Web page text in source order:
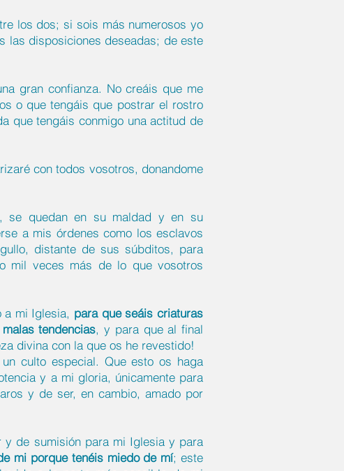
los dos; si sois más numerosos yo
las disposiciones deseadas; de este
gran confianza. No creáis que me
o que tengáis que postrar el rostro
que tengáis conmigo una actitud de
con todos vosotros, donandome
se quedan en su maldad y en su
a mis órdenes como los esclavos
distante de sus súbditos, para
mil veces más de lo que vosotros
a mi Iglesia, para que seáis criaturas
tendencias, y para que al final
divina con la que os he revestido!
culto especial. Que esto os haga
y a mi gloria, únicamente para
y de ser, en cambio, amado por
y de sumisión para mi Iglesia y para
mi porque tenéis miedo de mí; este